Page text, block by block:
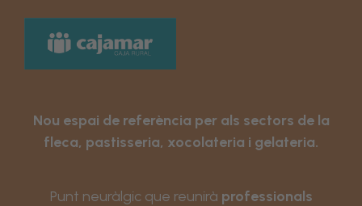
Nou espai de referència per als sectors de la
fleca, pastisseria, xocolateria i gelateria.
Punt neuràlgic que reunirà professionals